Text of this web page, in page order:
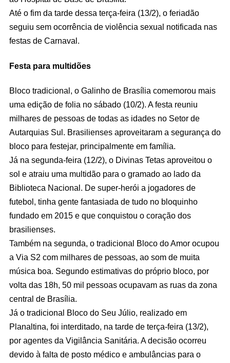
Até o fim da tarde dessa terça-feira (13/2), o feriadão
seguiu sem ocorrência de violência sexual notificada nas
festas de Carnaval.
Festa para multidões
Bloco tradicional, o Galinho de Brasília comemorou mais
uma edição de folia no sábado (10/2). A festa reuniu
milhares de pessoas de todas as idades no Setor de
Autarquias Sul. Brasilienses aproveitaram a segurança do
bloco para festejar, principalmente em família.
Já na segunda-feira (12/2), o Divinas Tetas aproveitou o
sol e atraiu uma multidão para o gramado ao lado da
Biblioteca Nacional. De super-herói a jogadores de
futebol, tinha gente fantasiada de tudo no bloquinho
fundado em 2015 e que conquistou o coração dos
brasilienses.
Também na segunda, o tradicional Bloco do Amor ocupou
a Via S2 com milhares de pessoas, ao som de muita
música boa. Segundo estimativas do próprio bloco, por
volta das 18h, 50 mil pessoas ocupavam as ruas da zona
central de Brasília.
Já o tradicional Bloco do Seu Júlio, realizado em
Planaltina, foi interditado, na tarde de terça-feira (13/2),
por agentes da Vigilância Sanitária. A decisão ocorreu
devido à falta de posto médico e ambulâncias para o